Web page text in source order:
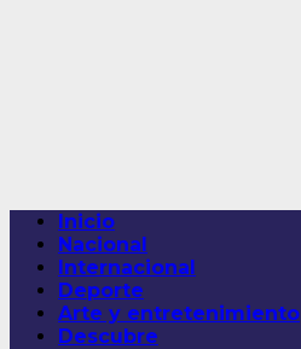
Menú
principal
Inicio
Nacional
Internacional
Deporte
Arte y entretenimiento
Descubre